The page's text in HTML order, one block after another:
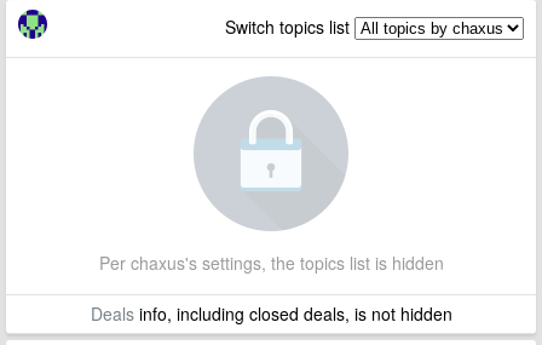
Switch topics list
Per chaxus's settings, the topics list is hidden
Dealsinfo, including closed deals, is not hidden